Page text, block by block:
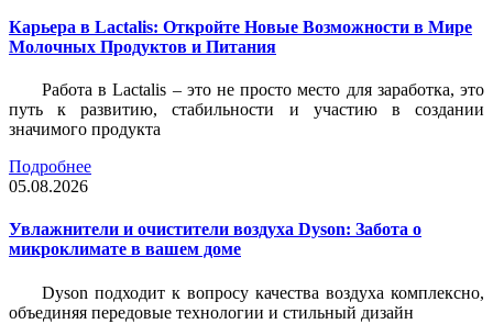
Карьера в Lactalis: Откройте Новые Возможности в Мире
Молочных Продуктов и Питания
Работа в Lactalis – это не просто место для заработка, это
путь к развитию, стабильности и участию в создании
значимого продукта
Подробнее
05.08.2026
Увлажнители и очистители воздуха Dyson: Забота о
микроклимате в вашем доме
Dyson подходит к вопросу качества воздуха комплексно,
объединяя передовые технологии и стильный дизайн